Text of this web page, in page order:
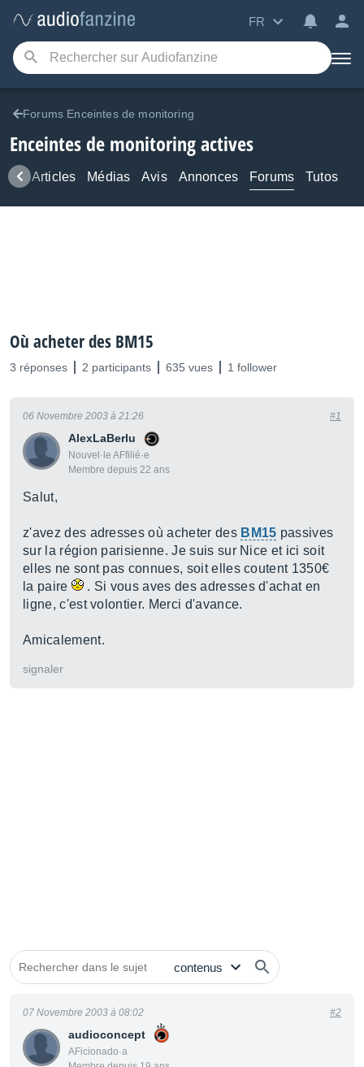
FR
Forums Enceintes de monitoring
Enceintes de monitoring actives
Articles Médias Avis Annonces Forums Tutos
Où acheter des BM15
3 réponses 2 participants 635 vues 1 follower
AlexLaBerlu
Nouvel·le AFfilié·e
Membre depuis 22 ans
06 Novembre 2003 à 21:26 #1
Salut,
z'avez des adresses où acheter des BM15 passives
sur la région parisienne. Je suis sur Nice et ici soit
elles ne sont pas connues, soit elles coutent 1350€
la paire
. Si vous aves des adresses d'achat en
ligne, c'est volontier. Merci d'avance.
Amicalement.
signaler
audioconcept
AFicionado·a
07 Novembre 2003 à 08:02 #2